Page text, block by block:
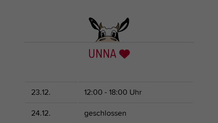
UNNA
23.12. 12:00 - 18:00 Uhr
24.12. geschlossen